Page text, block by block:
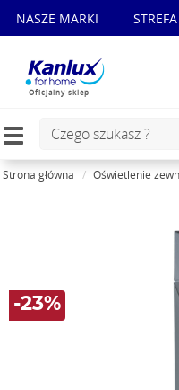
NASZE MARKI
Oficjalny sklep
Toggle
Strona główna Oświetlenie
-23%